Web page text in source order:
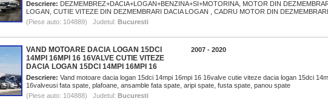
Descriere: DEZMEMBREZ+DACIA+LOGAN+BENZINA+SI+MOTORINA, MOTOR DIN
LOGAN, CUTIE VITEZE DIN DEZMEMBRARI DACIA LOGAN , CADRU MOTOR DIN
LOGAN , CASETA DIRECTIE DIN
(Piese auto: 104889) Judetul: Bucuresti
VAND MOTOARE DACIA LOGAN 15DCI
14MPI 16MPI 16 16VALVE CUTIE VITEZE
DACIA LOGAN 15DCI 14MPI 16MPI 16
2007 - 2020
Descriere: Vand motoare dacia logan 15dci 14mpi 16mpi 16 16valve cutie viteze dacia logan 15dci
16valveusi fata spate, plafoane, ansamble fata spate, aripi spate, fusta spate, panou spate
(Piese auto: 104888) Judetul: Bucuresti